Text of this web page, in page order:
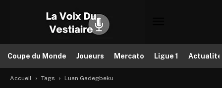
Coupe du Monde Joueurs Mercato Ligue 1
Accueil Tags Luan Gadegbeku